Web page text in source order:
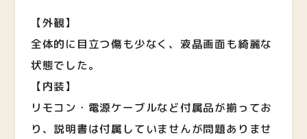
【外観】
全体的に目立つ傷も少なく、液晶画面も綺麗な
状態でした。
【内装】
リモコン・電源ケーブルなど付属品が揃ってお
り、説明書は付属していませんが問題ありませ